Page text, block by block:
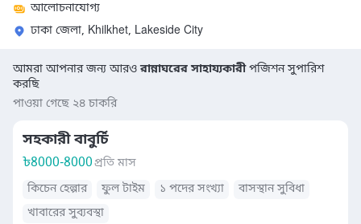
আলোচনাযোগ্য
ঢাকা জেলা, Khilkhet, Lakeside City
আমরা আপনার জন্য আরওরান্নাঘরের সাহায্যকারীপজিশন সুপারিশ
করছি
পাওয়া গেছে ২৪ চাকরি
সহকারী বাবুর্চি
৳8000-8000প্রতি মাস
কিচেন হেল্পার
ফুল টাইম ১ পদের সংখ্যা
বাসস্থান সুবিধা
খাবারের সুব্যবস্থা